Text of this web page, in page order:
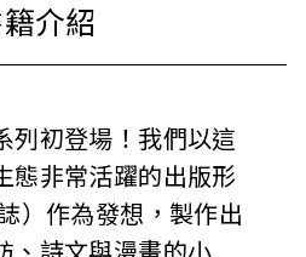
列初登場！我們以這
態非常活躍的出版形
作為發想，製作出